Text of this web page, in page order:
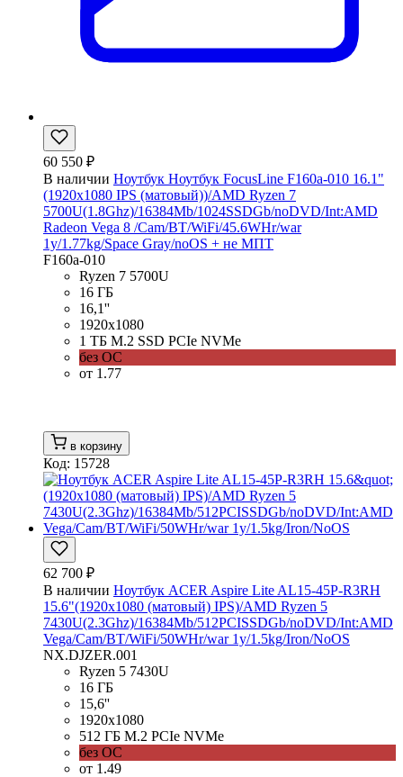
60 550 ₽
В наличии Ноутбук Ноутбук FocusLine F160a-010 16.1"
(1920x1080 IPS (матовый))/AMD Ryzen 7
5700U(1.8Ghz)/16384Mb/1024SSDGb/noDVD/Int:AMD
Radeon Vega 8 /Cam/BT/WiFi/45.6WHr/war
1y/1.77kg/Space Gray/noOS + не МПТ
F160a-010
Ryzen 7 5700U
16 ГБ
16,1''
1920x1080
1 ТБ M.2 SSD PCIe NVMe
без ОС
от 1.77
в корзину
Код: 15728
62 700 ₽
В наличии Ноутбук ACER Aspire Lite AL15-45P-R3RH
15.6"(1920x1080 (матовый) IPS)/AMD Ryzen 5
7430U(2.3Ghz)/16384Mb/512PCISSDGb/noDVD/Int:AMD
Vega/Cam/BT/WiFi/50WHr/war 1y/1.5kg/Iron/NoOS
NX.DJZER.001
Ryzen 5 7430U
16 ГБ
15,6''
1920x1080
512 ГБ M.2 PCIe NVMe
без ОС
от 1.49